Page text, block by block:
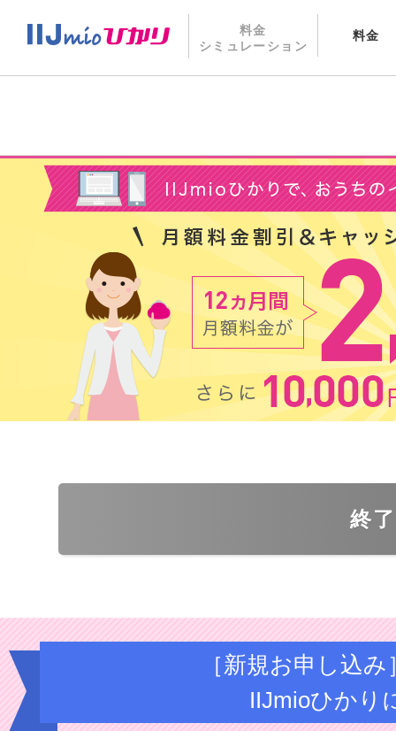
料金
シミュレーション
料金
終
［新規お申し込
IIJmioひかり